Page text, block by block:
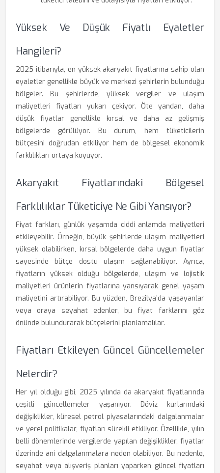
Yüksek Ve Düşük Fiyatlı Eyaletler
Hangileri?
2025 itibarıyla, en yüksek akaryakıt fiyatlarına sahip olan
eyaletler genellikle büyük ve merkezi şehirlerin bulunduğu
bölgeler. Bu şehirlerde, yüksek vergiler ve ulaşım
maliyetleri fiyatları yukarı çekiyor. Öte yandan, daha
düşük fiyatlar genellikle kırsal ve daha az gelişmiş
bölgelerde görülüyor. Bu durum, hem tüketicilerin
bütçesini doğrudan etkiliyor hem de bölgesel ekonomik
farklılıkları ortaya koyuyor.
Akaryakıt Fiyatlarındaki Bölgesel
Farklılıklar Tüketiciye Ne Gibi Yansıyor?
Fiyat farkları, günlük yaşamda ciddi anlamda maliyetleri
etkileyebilir. Örneğin, büyük şehirlerde ulaşım maliyetleri
yüksek olabilirken, kırsal bölgelerde daha uygun fiyatlar
sayesinde bütçe dostu ulaşım sağlanabiliyor. Ayrıca,
fiyatların yüksek olduğu bölgelerde, ulaşım ve lojistik
maliyetleri ürünlerin fiyatlarına yansıyarak genel yaşam
maliyetini artırabiliyor. Bu yüzden, Brezilya’da yaşayanlar
veya oraya seyahat edenler, bu fiyat farklarını göz
önünde bulundurarak bütçelerini planlamalılar.
Fiyatları Etkileyen Güncel Güncellemeler
Nelerdir?
Her yıl olduğu gibi, 2025 yılında da akaryakıt fiyatlarında
çeşitli güncellemeler yaşanıyor. Döviz kurlarındaki
değişiklikler, küresel petrol piyasalarındaki dalgalanmalar
ve yerel politikalar, fiyatları sürekli etkiliyor. Özellikle, yılın
belli dönemlerinde vergilerde yapılan değişiklikler, fiyatlar
üzerinde ani dalgalanmalara neden olabiliyor. Bu nedenle,
seyahat veya alışveriş planları yaparken güncel fiyatları